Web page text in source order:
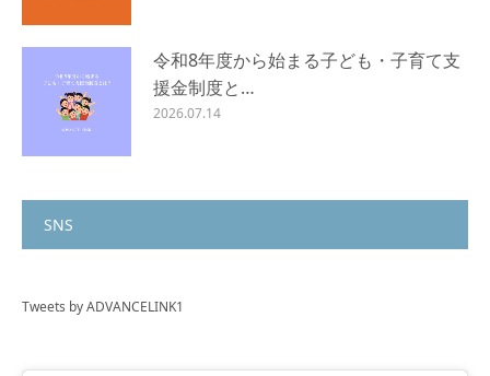
令和8年度から始まる子ども・子育て支
援金制度と…
2026.07.14
SNS
Tweets by ADVANCELINK1